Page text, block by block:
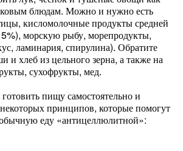
блюдам. Можно и нужно есть
кисломолочные продукты средней
морскую рыбу, морепродукты,
ламинария, спирулина). Обратите
и хлеб из цельного зерна, а также на
сухофрукты, мед.
пищу самостоятельно и
принципов, которые помогут
еду «антицеллюлитной»: